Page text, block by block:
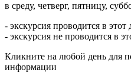
в среду, четверг, пятницу,
- экскурсия проводится в
- экскурсия не проводится в
Кликните на любой день для
информации